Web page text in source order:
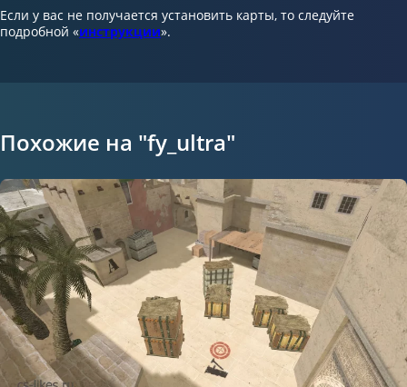
Если у вас не получается установить карты, то следуйте
подробной «инструкции».
Похожие на "fy_ultra"